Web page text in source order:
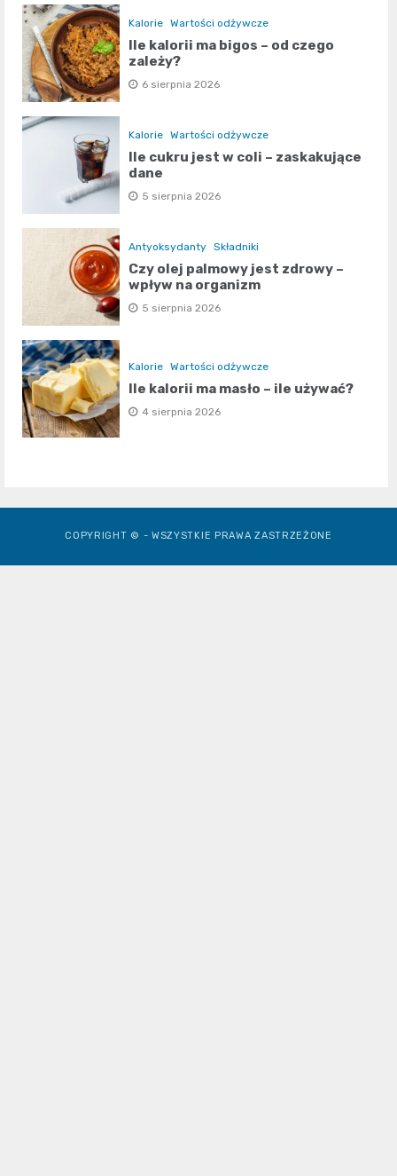
Kalorie Wartości odżywcze
Ile kalorii ma bigos – od czego
zależy?
6 sierpnia 2026
Kalorie Wartości odżywcze
Ile cukru jest w coli – zaskakujące
dane
5 sierpnia 2026
Antyoksydanty Składniki
Czy olej palmowy jest zdrowy –
wpływ na organizm
5 sierpnia 2026
Kalorie Wartości odżywcze
Ile kalorii ma masło – ile używać?
4 sierpnia 2026
COPYRIGHT © - WSZYSTKIE PRAWA ZASTRZEŻONE